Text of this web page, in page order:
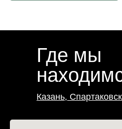
Где мы
Казань,